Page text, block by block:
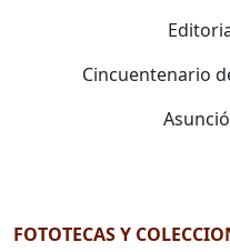
Cincuentenario
FOTOTECAS Y